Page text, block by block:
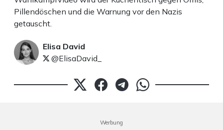
Pillendöschen und die Warnung vor den Nazis
getauscht.
Elisa David
@ElisaDavid_
Werbung